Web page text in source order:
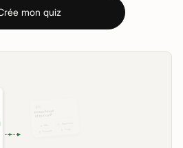
mon quiz